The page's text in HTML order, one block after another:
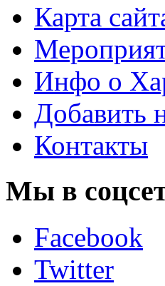
Карта
Инфо о
Добавить
Контакты
Мы в
Facebook
Twitter